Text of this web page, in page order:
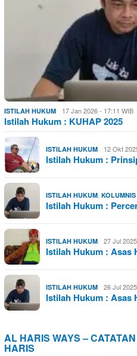
ISTILAH HUKUM 17 Jan 2026 - 17:11 WIB
Istilah Hukum : KUHAP 2025
ISTILAH HUKUM 12 Okt
Istilah Hukum :
ISTILAH HUKUM, KOLUMNIS
Istilah Hukum :
ISTILAH HUKUM 27 Jul
Istilah Hukum : Asas
ISTILAH HUKUM 26 Jul
Istilah Hukum : Asas
AL HARIS WAYS –
HARIS